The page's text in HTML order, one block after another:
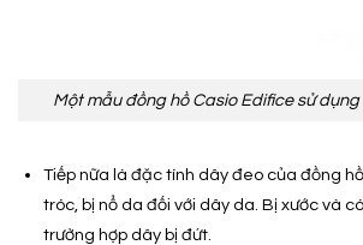
Một mẫu đồng hồ Casio Edifice sử
Tiếp nữa là đặc tính dây đeo của đồng
tróc, bị nổ da đối với dây da. Bị xước và
trường hợp dây bị đứt.